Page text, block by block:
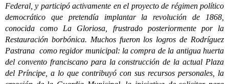
Federal, y participó activamente en el proyecto de régimen político
democrático que pretendía implantar la revolución de 1868,
conocida como La Gloriosa, frustrado posteriormente por la
Restauración borbónica. Muchos fueron los logros de Rodríguez
Pastrana como regidor municipal: la compra de la antigua huerta
del convento franciscano para la construcción de la actual Plaza
del Príncipe, a lo que contribuyó con sus recursos personales, la